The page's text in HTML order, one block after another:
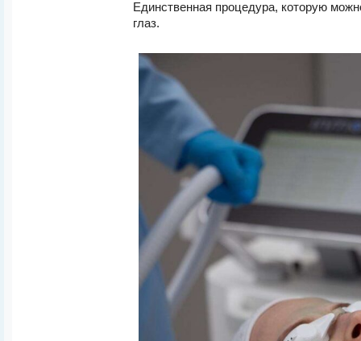
Единственная процедура, которую
глаз.